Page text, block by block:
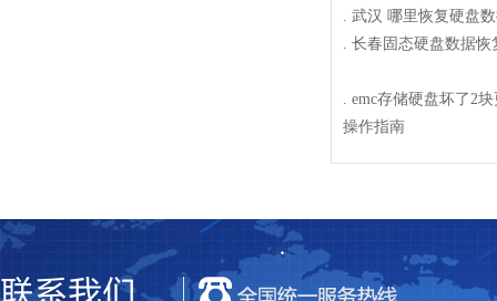
. 武汉 哪里恢复硬盘
. 长春固态硬盘数据
. emc存储硬盘坏了2
操作指南